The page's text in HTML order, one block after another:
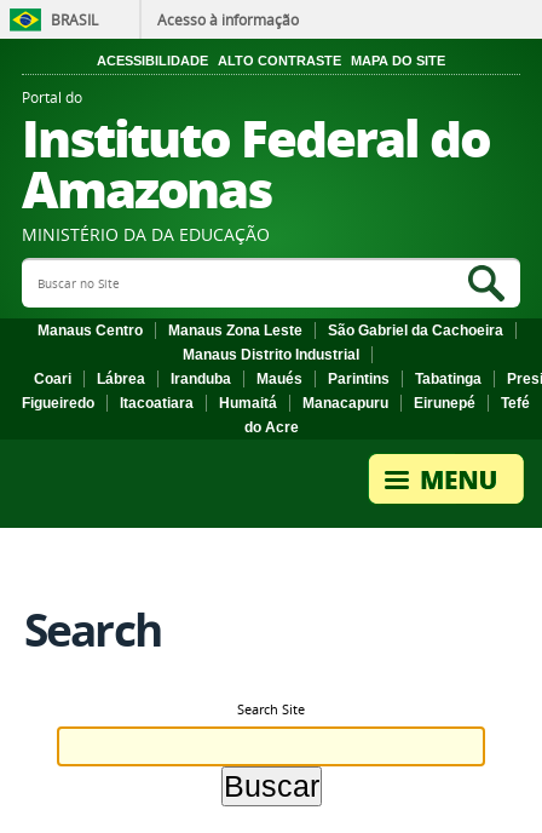
BRASIL Acesso à informação
ACESSIBILIDADE ALTO CONTRASTE MAPA DO SITE
Portal do
Instituto Federal do
Amazonas
MINISTÉRIO DA DA EDUCAÇÃO
Search Site
Manaus Centro Manaus Zona Leste
São Gabriel da Cachoeira
Manaus Distrito Industrial
Coari
Lábrea Iranduba Maués Parintins Tabatinga
Figueiredo
Itacoatiara Humaitá Manacapuru Eirunepé
Tefé
do Acre
Search
Search Site